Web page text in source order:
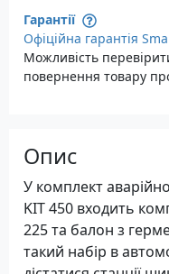
Гарантії
Офіційна гарантія
Можливість
повернення товару
Опис
У комплект
KIT 450 входить
225 та балон з
такий набір в